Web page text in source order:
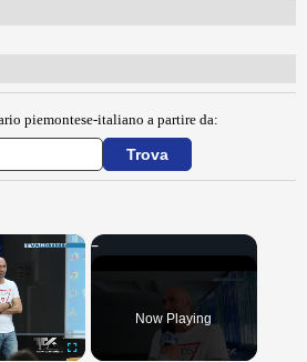
piemontese-italiano a partire da:
×
Now Playing